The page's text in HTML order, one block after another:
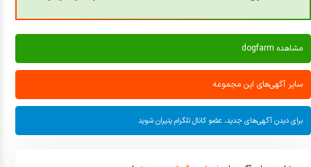
مشاهده dogfarm
سایر آگهی‌های این مجموعه
برای دیدن آگهی‌های جدید، عضو کانال تلگرام پتیران شوید